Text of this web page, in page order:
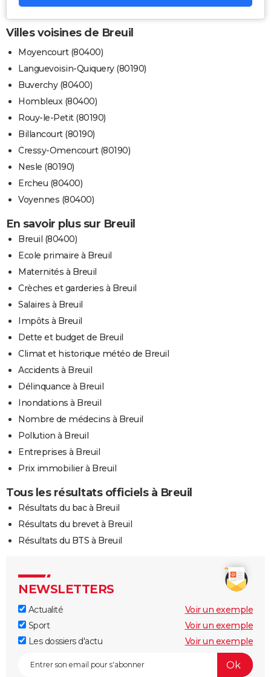
Villes voisines de Breuil
Moyencourt (80400)
Languevoisin-Quiquery (80190)
Buverchy (80400)
Hombleux (80400)
Rouy-le-Petit (80190)
Billancourt (80190)
Cressy-Omencourt (80190)
Nesle (80190)
Ercheu (80400)
Voyennes (80400)
En savoir plus sur Breuil
Breuil (80400)
Ecole primaire à Breuil
Maternités à Breuil
Crèches et garderies à Breuil
Salaires à Breuil
Impôts à Breuil
Dette et budget de Breuil
Climat et historique météo de Breuil
Accidents à Breuil
Délinquance à Breuil
Inondations à Breuil
Nombre de médecins à Breuil
Pollution à Breuil
Entreprises à Breuil
Prix immobilier à Breuil
Tous les résultats officiels à Breuil
Résultats du bac à Breuil
Résultats du brevet à Breuil
Résultats du BTS à Breuil
NEWSLETTERS
Actualité
Voir un exemple
Sport
Voir un exemple
Les dossiers d'actu
Voir un exemple